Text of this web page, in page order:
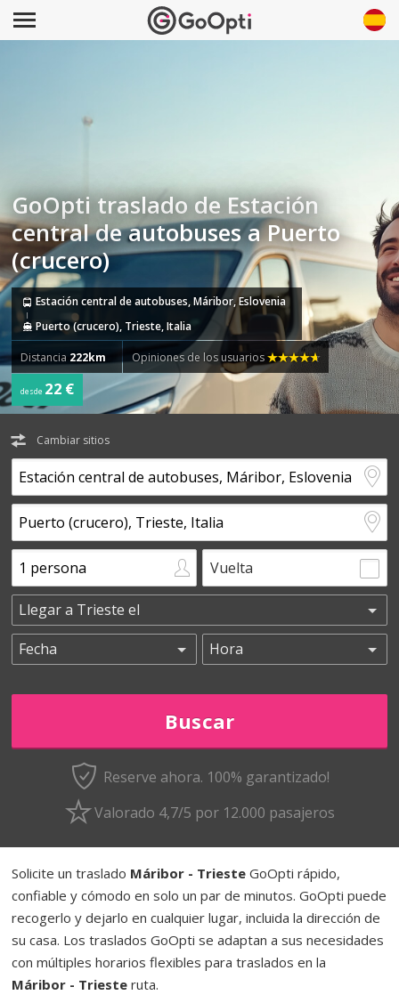
GoOpti traslado de Estación
central de autobuses a Puerto
(crucero)
Estación central de autobuses, Máribor, Eslovenia
Puerto (crucero), Trieste, Italia
Distancia 222km Opiniones de los usuarios
desde 22 €
Cambiar sitios
Vuelta
Reserve ahora. 100% garantizado!
Valorado 4,7/5 por 12.000 pasajeros
Solicite un traslado Máribor - Trieste GoOpti rápido,
confiable y cómodo en solo un par de minutos. GoOpti puede
recogerlo y dejarlo en cualquier lugar, incluida la dirección de
su casa. Los traslados GoOpti se adaptan a sus necesidades
con múltiples horarios flexibles para traslados en la
Máribor - Trieste ruta.